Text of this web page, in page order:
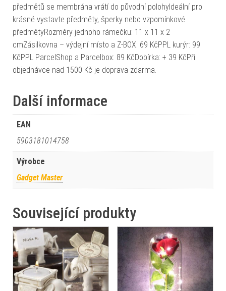
předmětů se membrána vrátí do původní polohyIdeální pro
krásné vystavte předměty, šperky nebo vzpomínkové
předmětyRozměry jednoho rámečku: 11 x 11 x 2
cmZásilkovna – výdejní místo a Z-BOX: 69 KčPPL kurýr: 99
KčPPL ParcelShop a Parcelbox: 89 KčDobírka: + 39 KčPři
objednávce nad 1500 Kč je doprava zdarma.
Další informace
EAN
5903181014758
Výrobce
Gadget Master
Související produkty